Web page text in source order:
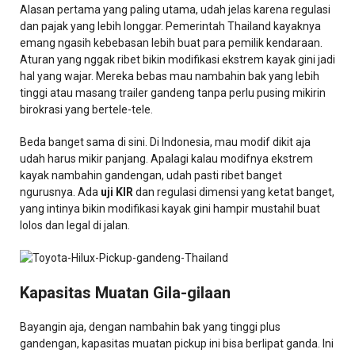
Alasan pertama yang paling utama, udah jelas karena regulasi
dan pajak yang lebih longgar. Pemerintah Thailand kayaknya
emang ngasih kebebasan lebih buat para pemilik kendaraan.
Aturan yang nggak ribet bikin modifikasi ekstrem kayak gini jadi
hal yang wajar. Mereka bebas mau nambahin bak yang lebih
tinggi atau masang trailer gandeng tanpa perlu pusing mikirin
birokrasi yang bertele-tele.
Beda banget sama di sini. Di Indonesia, mau modif dikit aja
udah harus mikir panjang. Apalagi kalau modifnya ekstrem
kayak nambahin gandengan, udah pasti ribet banget
ngurusnya. Ada uji KIR dan regulasi dimensi yang ketat banget,
yang intinya bikin modifikasi kayak gini hampir mustahil buat
lolos dan legal di jalan.
Kapasitas Muatan Gila-gilaan
Bayangin aja, dengan nambahin bak yang tinggi plus
gandengan, kapasitas muatan pickup ini bisa berlipat ganda. Ini